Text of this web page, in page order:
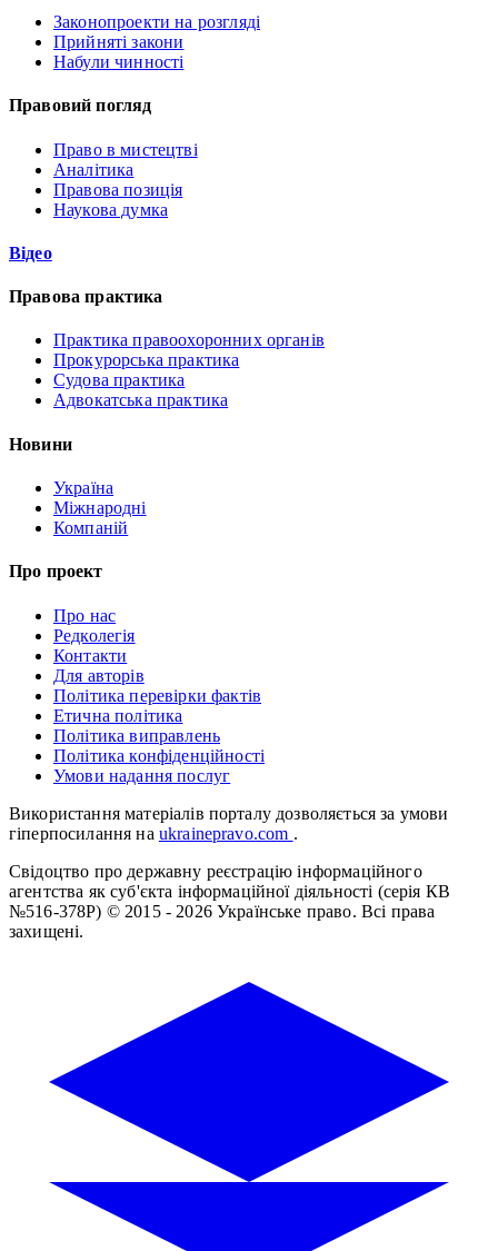
Законопроекти на розгляді
Прийняті закони
Набули чинності
Правовий погляд
Право в мистецтві
Аналітика
Правова позиція
Наукова думка
Відео
Правова практика
Практика правоохоронних органів
Прокурорська практика
Судова практика
Адвокатська практика
Новини
Україна
Міжнародні
Компаній
Про проект
Про нас
Редколегія
Контакти
Для авторів
Політика перевірки фактів
Етична політика
Політика виправлень
Політика конфіденційності
Умови надання послуг
Використання матеріалів порталу дозволяється за умови
гіперпосилання на ukrainepravo.com .
Свідоцтво про державну реєстрацію інформаційного
агентства як суб'єкта інформаційної діяльності (серія КВ
№516-378Р) © 2015 - 2026 Українське право. Всі права
захищені.